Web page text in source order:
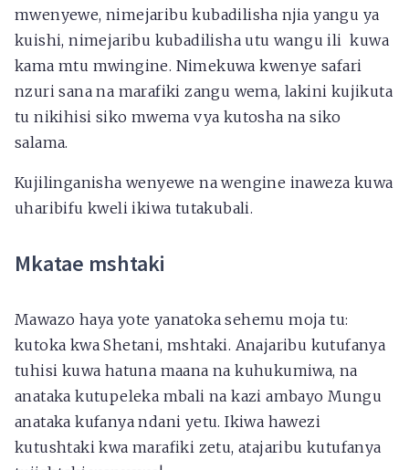
mwenyewe, nimejaribu kubadilisha njia yangu ya
kuishi, nimejaribu kubadilisha utu wangu ili kuwa
kama mtu mwingine. Nimekuwa kwenye safari
nzuri sana na marafiki zangu wema, lakini kujikuta
tu nikihisi siko mwema vya kutosha na siko
salama.
Kujilinganisha wenyewe na wengine inaweza kuwa
uharibifu kweli ikiwa tutakubali.
Mkatae mshtaki
Mawazo haya yote yanatoka sehemu moja tu:
kutoka kwa Shetani, mshtaki. Anajaribu kutufanya
tuhisi kuwa hatuna maana na kuhukumiwa, na
anataka kutupeleka mbali na kazi ambayo Mungu
anataka kufanya ndani yetu. Ikiwa hawezi
kutushtaki kwa marafiki zetu, atajaribu kutufanya